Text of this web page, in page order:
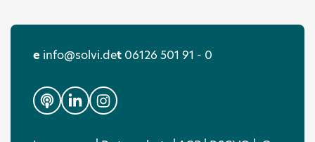
e info@solvi.det 06126 501 91 - 0